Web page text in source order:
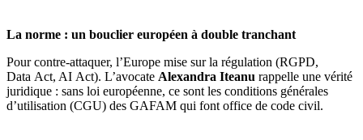
La norme : un bouclier européen à double tranchant
Pour contre-attaquer, l’Europe mise sur la régulation (RGPD,
Data Act, AI Act). L’avocate Alexandra Iteanu rappelle une vérité
juridique : sans loi européenne, ce sont les conditions générales
d’utilisation (CGU) des GAFAM qui font office de code civil.